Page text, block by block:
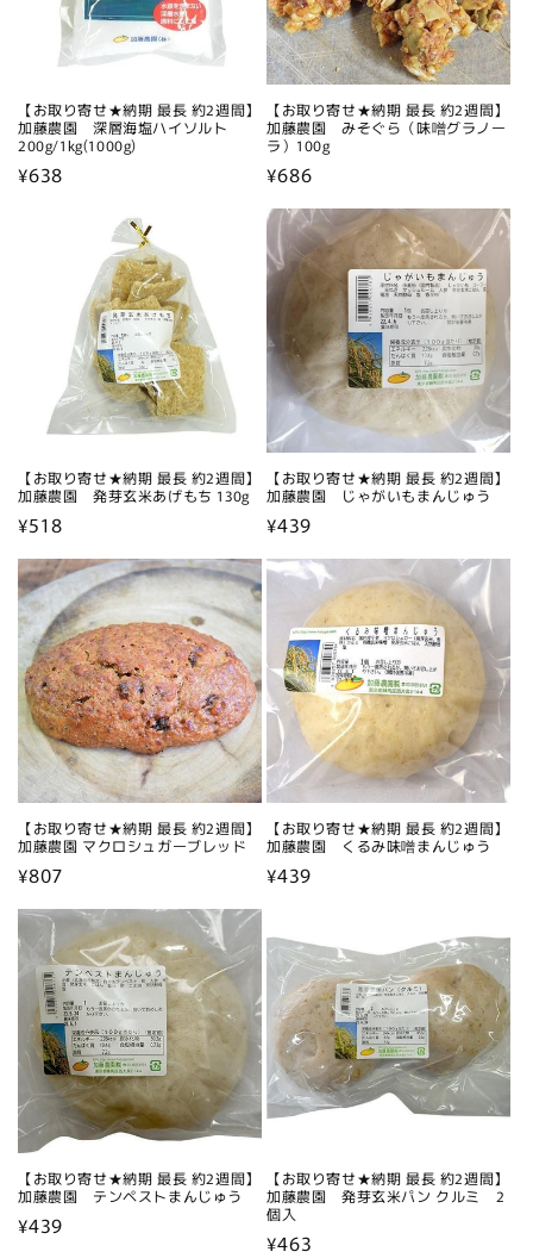
【お取り寄せ★納期 最長 約2週間】
加藤農園 深層海塩ハイソルト
200g/1kg(1000g)
通
¥638
【お取り寄せ★納期 最長 約2週間】
加藤農園 みそぐら（味噌グラノー
ラ）100g
通
常
価
格
¥686
【お取り寄せ★納期 最長 約2週間】
加藤農園 発芽玄米あげもち 130g
通
常
価
格
¥518
【お取り寄せ★納期 最長 約2週間】
加藤農園 じゃがいもまんじゅう
通
常
価
¥439
【お取り寄せ★納期 最長 約2週間】
加藤農園 マクロシュガーブレッド
通
常
価
格
¥807
【お取り寄せ★納期 最長 約2週間】
加藤農園 くるみ味噌まんじゅう
通
価
格
¥439
【お取り寄せ★納期 最長 約2週間】
加藤農園 テンペストまんじゅう
通
¥439
【お取り寄せ★納期 最長 約2週間】
加藤農園 発芽玄米パン クルミ 2
個入
通
¥463